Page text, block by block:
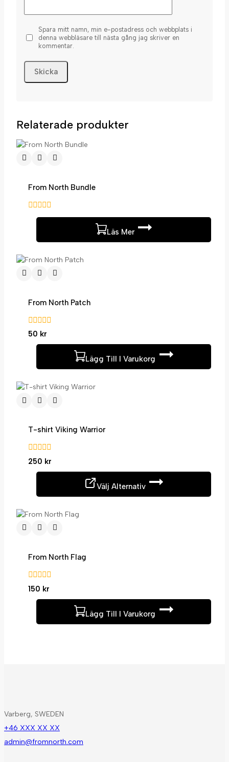
Spara mitt namn, min e-postadress och webbplats i
denna webbläsare till nästa gång jag skriver en
kommentar.
Relaterade produkter
From North Bundle
Läs Mer
From North Patch
0
av
50 kr
Lägg Till I Varukorg
T-shirt Viking Warrior
0
av
250 kr
Välj Alternativ
From North Flag
0
av
150 kr
Lägg Till I Varukorg
Varberg, SWEDEN
+46 XXX XX XX
admin@fromnorth.com